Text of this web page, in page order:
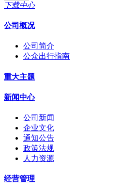
下载中心
公司概况
公司简介
公众出行指南
重大主题
新闻中心
公司新闻
企业文化
通知公告
政策法规
人力资源
经营管理